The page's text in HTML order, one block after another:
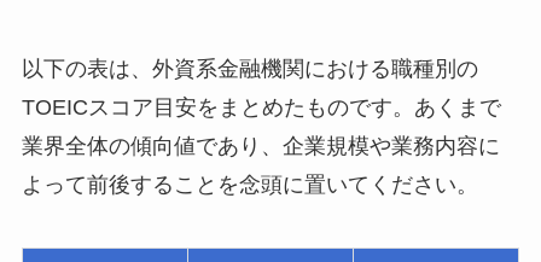
以下の表は、外資系金融機関における職種別の
TOEICスコア目安をまとめたものです。あくまで
業界全体の傾向値であり、企業規模や業務内容に
よって前後することを念頭に置いてください。